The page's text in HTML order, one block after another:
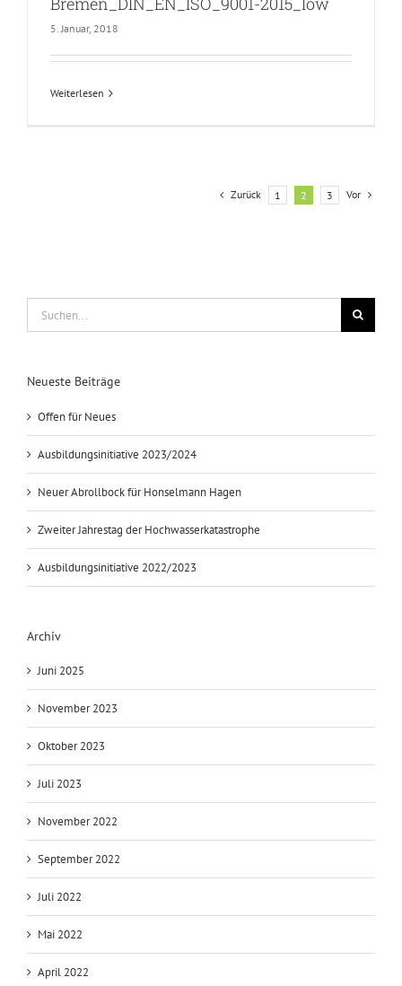
5. Januar, 2018
Weiterlesen
Zurück 1 2 3 Vor
Neueste Beiträge
Offen für Neues
Ausbildungsinitiative 2023/2024
Neuer Abrollbock für Honselmann Hagen
Zweiter Jahrestag der Hochwasserkatastrophe
Ausbildungsinitiative 2022/2023
Archiv
Juni 2025
November 2023
Oktober 2023
Juli 2023
November 2022
September 2022
Juli 2022
Mai 2022
April 2022